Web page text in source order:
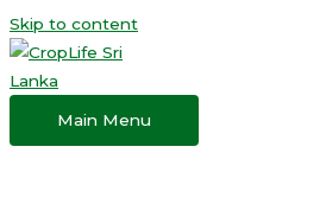
Skip to content
Main Menu